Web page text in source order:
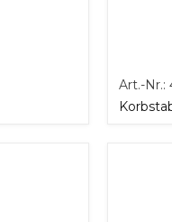
Art.-Nr.: